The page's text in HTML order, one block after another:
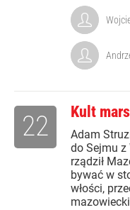
Kult
Adam
do Sejmu z
rządził
bywać w
włości,
22